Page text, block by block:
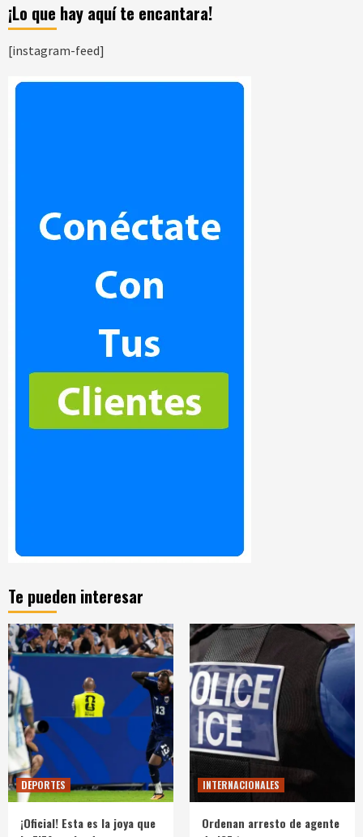
¡Lo que hay aquí te encantara!
[instagram-feed]
Te pueden interesar
DEPORTES
¡Oficial! Esta es la joya que
INTERNACIONALES
Ordenan arresto de agente